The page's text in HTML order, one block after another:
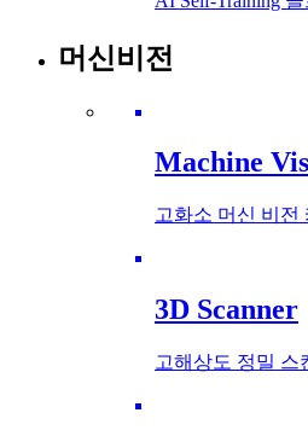
머신비전
Machine
고화소 머신 비전
3D Scanner
고해상도 정밀 스